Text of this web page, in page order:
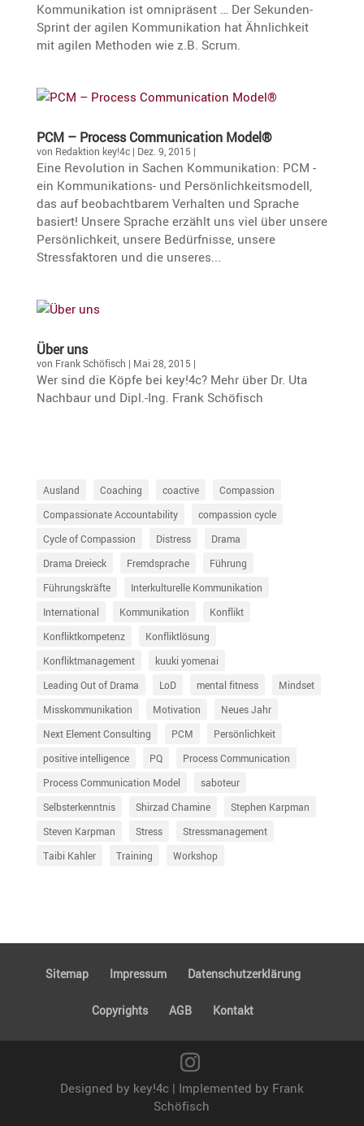
Kommu­ni­ka­tion ist omniprä­sent … Der Sekunden-
Sprint der agilen Kommu­ni­ka­tion hat Ähnlich­keit
mit agilen Methoden wie z.B. Scrum.
PCM – Process Commu­ni­ca­tion Model®
von Redaktion key!4c| Dez. 9, 2015 |
​Eine Revolution in Sachen Kommunikation: PCM -
ein Kommunikations- und Persönlichkeitsmodell,
das auf beobachtbarem Verhalten und Sprache
basiert! Unsere Sprache erzählt uns viel über unsere
Persönlichkeit, unsere Bedürfnisse, unsere
Stressfaktoren und die unseres...
Über uns
von Frank Schöfisch | Mai 28, 2015 |
Wer sind die Köpfe bei key!4c? Mehr über Dr. Uta
Nachbaur und Dipl.-Ing. Frank Schöfisch
Ausland Coaching coactive
Compassion
Compassionate Accountability
compassion cycle
Cycle of Compassion
Distress
Drama
Drama Dreieck
Fremdsprache
Führung
Führungskräfte
Interkulturelle Kommunikation
International
Kommunikation
Konflikt
Konfliktkompetenz
Konfliktlösung
Konfliktmanagement
kuuki yomenai
Leading Out of Drama
LoD mental fitness
Mindset
Misskommunikation
Motivation
Neues Jahr
Next Element Consulting
PCM
Persönlichkeit
positive intelligence
PQ
Process Communication
Process Communication Model
saboteur
Selbsterkenntnis
Shirzad Chamine
Stephen Karpman
Steven Karpman
Stress
Stressmanagement
Taibi Kahler
Training Workshop
Sitemap Impressum Daten­schutz­er­klä­rung
Copyrights AGB Kontakt
Designed by key!4c | Implemented by Frank
Schöfisch